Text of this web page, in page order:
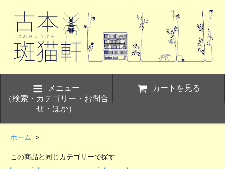
メニュー
（検索・カテゴリー・お問合
せ・ほか）
カートを見る
ホーム >
この商品と同じカテゴリーで探す